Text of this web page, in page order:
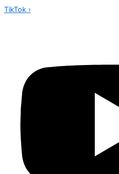
TikTok ›